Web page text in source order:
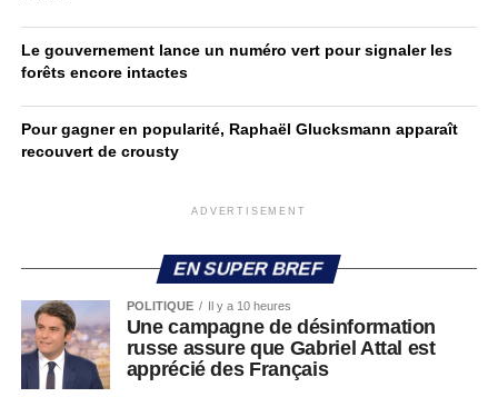
Le gouvernement lance un numéro vert pour signaler les
forêts encore intactes
Pour gagner en popularité, Raphaël Glucksmann apparaît
recouvert de crousty
ADVERTISEMENT
EN SUPER BREF
POLITIQUE Il y a 10 heures
Une campagne de désinformation
russe assure que Gabriel Attal est
apprécié des Français